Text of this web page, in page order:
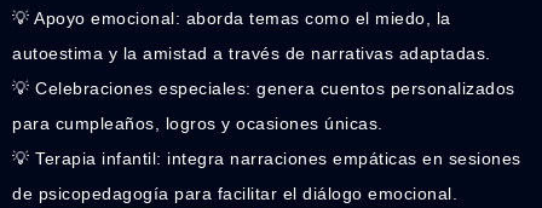
💡 Apoyo emocional: aborda temas como el miedo, la
autoestima y la amistad a través de narrativas adaptadas.
💡 Celebraciones especiales: genera cuentos personalizados
para cumpleaños, logros y ocasiones únicas.
💡 Terapia infantil: integra narraciones empáticas en sesiones
de psicopedagogía para facilitar el diálogo emocional.